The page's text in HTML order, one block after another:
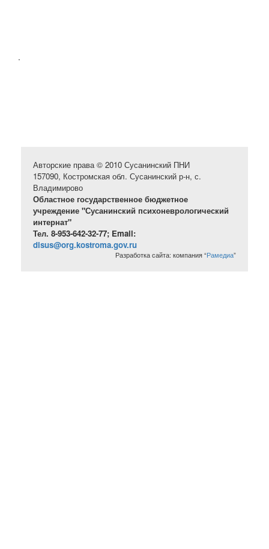
.
Авторские права © 2010 Сусанинский ПНИ
157090, Костромская обл. Сусанинский р-н, с.
Владимирово
Областное государственное бюджетное
учреждение "Сусанинский психоневрологический
интернат"
Тел. 8-953-642-32-77; Email:
disus@org.kostroma.gov.ru
Разработка сайта: компания “Рамедиа”